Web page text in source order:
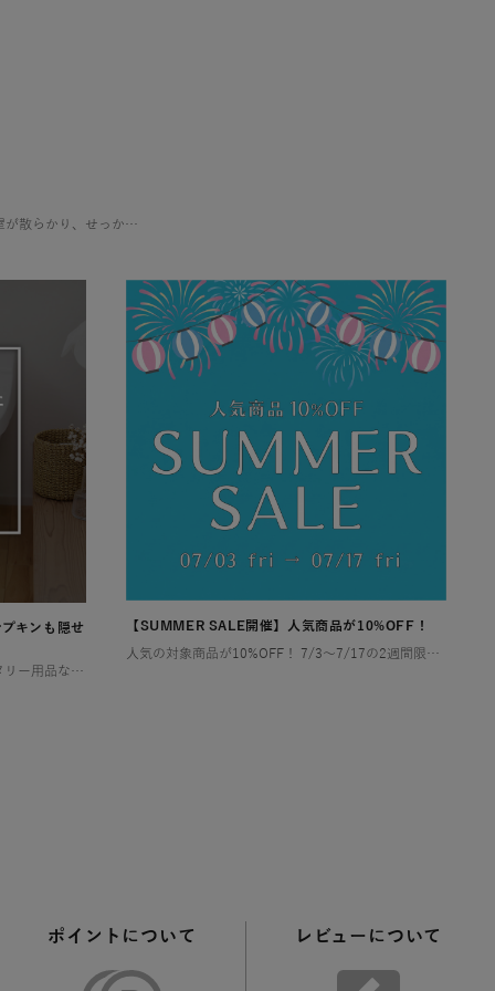
新しい推しグッズを手に入れるたびに、収納場所に頭を悩ませていませんか？ 増え続けるコレクションで部屋が散らかり、せっかくの推し活もなんだか落ち着かない…そんな経験、きっと多くの「推し」を持つ方がされているはずです。 この […]
キンも隠せ
トイレットペーパーや掃除用品、サニタリー用品など、とかく物が多くなりがちなトイレ空間は、「狭い」「生活感が出てしまう」といったお悩みを抱える方が少なくありません。 特に小さなお子様がいるご家庭では、おむつやその処理に関わ […]
【SUMMER SALE開催】人気商品が10%OFF！
人気の対象商品が10%OFF！ 7/3〜7/17の2週間限定！ お部屋やアウトドアで快適な夏を過ごすために特別セールを開催します！ お得なこの機会にぜひチェックしてみてくださいね🎶 ゴミ箱（ダストボックス） […]
ポイントについて レビューについて